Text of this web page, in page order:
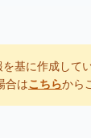
基に作成してい
合はこちらから